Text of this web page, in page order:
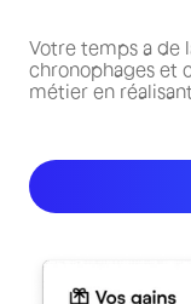
Votre temps a de
chronophages et
métier en